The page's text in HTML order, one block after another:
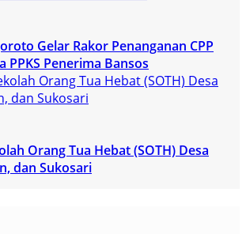
Gelar Rakor Penanganan CPP
PPKS Penerima Bansos
Orang Tua Hebat (SOTH) Desa
dan Sukosari